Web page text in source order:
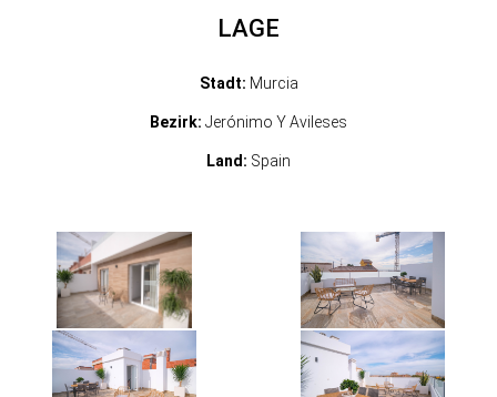
LAGE
Stadt: Murcia
Bezirk: Jerónimo Y Avileses
Land: Spain